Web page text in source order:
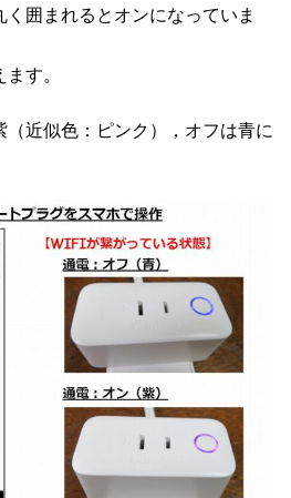
囲まれるとオンになっていま
す。
近似色：ピンク），オフは青に